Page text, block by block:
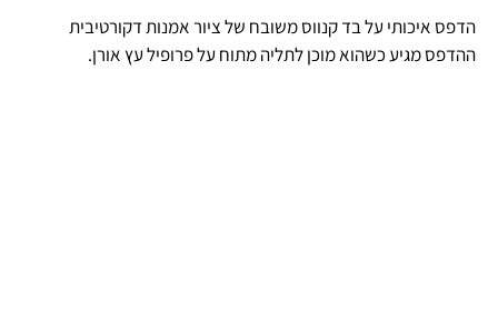
הדפס איכותי על בד קנווס משובח של ציור אמנות דקורטיבית
ההדפס מגיע כשהוא מוכן לתליה מתוח על פרופיל עץ אורן.